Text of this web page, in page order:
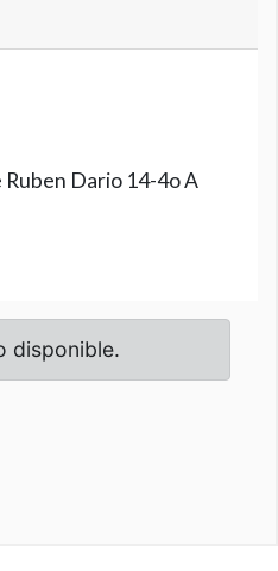
Ruben Dario 14-4o A